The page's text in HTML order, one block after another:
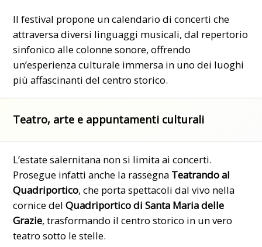
Il festival propone un calendario di concerti che
attraversa diversi linguaggi musicali, dal repertorio
sinfonico alle colonne sonore, offrendo
un’esperienza culturale immersa in uno dei luoghi
più affascinanti del centro storico.
Teatro, arte e appuntamenti culturali
L’estate salernitana non si limita ai concerti.
Prosegue infatti anche la rassegna Teatrando al
Quadriportico, che porta spettacoli dal vivo nella
cornice delQuadriportico di Santa Maria delle
Grazie, trasformando il centro storico in un vero
teatro sotto le stelle.